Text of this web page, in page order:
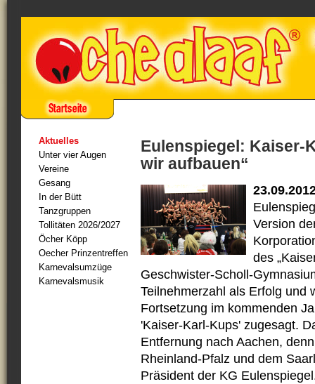
Aktuelles
Unter vier Augen
Vereine
Gesang
In der Bütt
Tanzgruppen
Tollitäten 2026/2027
Öcher Köpp
Oecher Prinzentreffen
Karnevalsumzüge
Karnevalsmusik
Eulenspiegel: Kaiser-
wir aufbauen“
Version
des
Geschwister-Scholl-
Teilnehmerzahl als Erfolg und
Fortsetzung im kommenden
'Kaiser-Karl-Kups' zugesagt.
Entfernung nach Aachen,
Rheinland-Pfalz und dem
Präsident der KG